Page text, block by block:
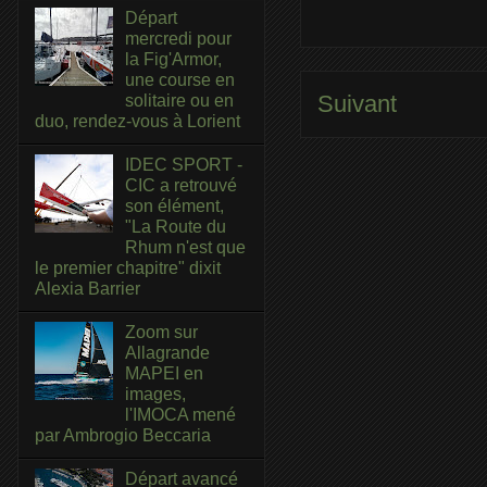
Suivant
Départ
mercredi pour
la Fig'Armor,
une course en
solitaire ou en
duo, rendez-vous à Lorient
IDEC SPORT -
CIC a retrouvé
son élément,
"La Route du
Rhum n'est que
le premier chapitre" dixit
Alexia Barrier
Zoom sur
Allagrande
MAPEI en
images,
l'IMOCA mené
par Ambrogio Beccaria
Départ avancé